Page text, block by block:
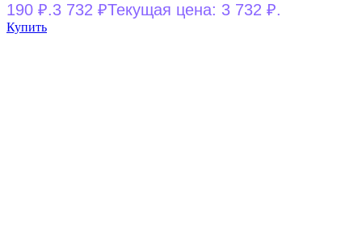
190 ₽.3 732 ₽Текущая цена: 3 732 ₽.
Купить